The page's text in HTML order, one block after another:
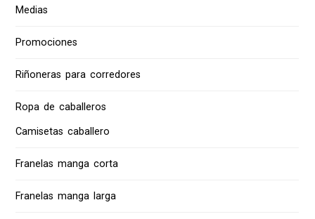
Medias
Promociones
Riñoneras para corredores
Ropa de caballeros
Camisetas caballero
Franelas manga corta
Franelas manga larga